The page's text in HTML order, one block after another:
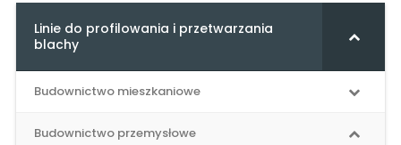
Linie do profilowania i przetwarzania
blachy
Budownictwo mieszkaniowe
Budownictwo przemysłowe